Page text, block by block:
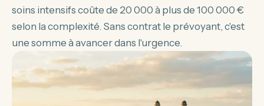
soins intensifs coûte de 20 000 à plus de 100 000 €
selon la complexité. Sans contrat le prévoyant, c'est
une somme à avancer dans l'urgence.